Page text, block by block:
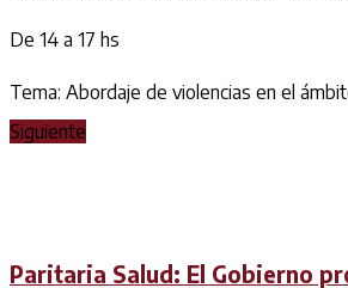
De 14 a 17 hs
Tema: Abordaje de violencias en el
Siguiente
Paritaria Salud: El Gobierno